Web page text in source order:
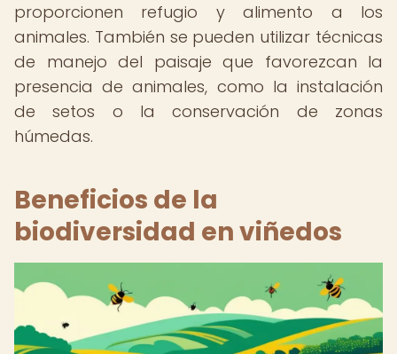
proporcionen refugio y alimento a los
animales. También se pueden utilizar técnicas
de manejo del paisaje que favorezcan la
presencia de animales, como la instalación
de setos o la conservación de zonas
húmedas.
Beneficios de la
biodiversidad en viñedos